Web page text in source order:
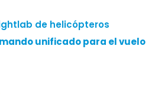
de helicópteros
unificado para el vuelo